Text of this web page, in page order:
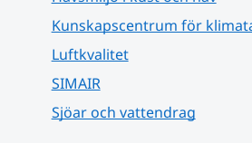
Kunskapscentrum för
Luftkvalitet
SIMAIR
Sjöar och vattendrag